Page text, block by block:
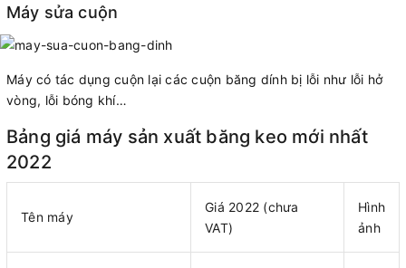
Máy sửa cuộn
Máy có tác dụng cuộn lại các cuộn băng dính bị lỗi như lỗi hở
vòng, lỗi bóng khí…
Bảng giá máy sản xuất băng keo mới nhất
2022
Tên máy
Giá 2022 (chưa
VAT)
Hình
ảnh